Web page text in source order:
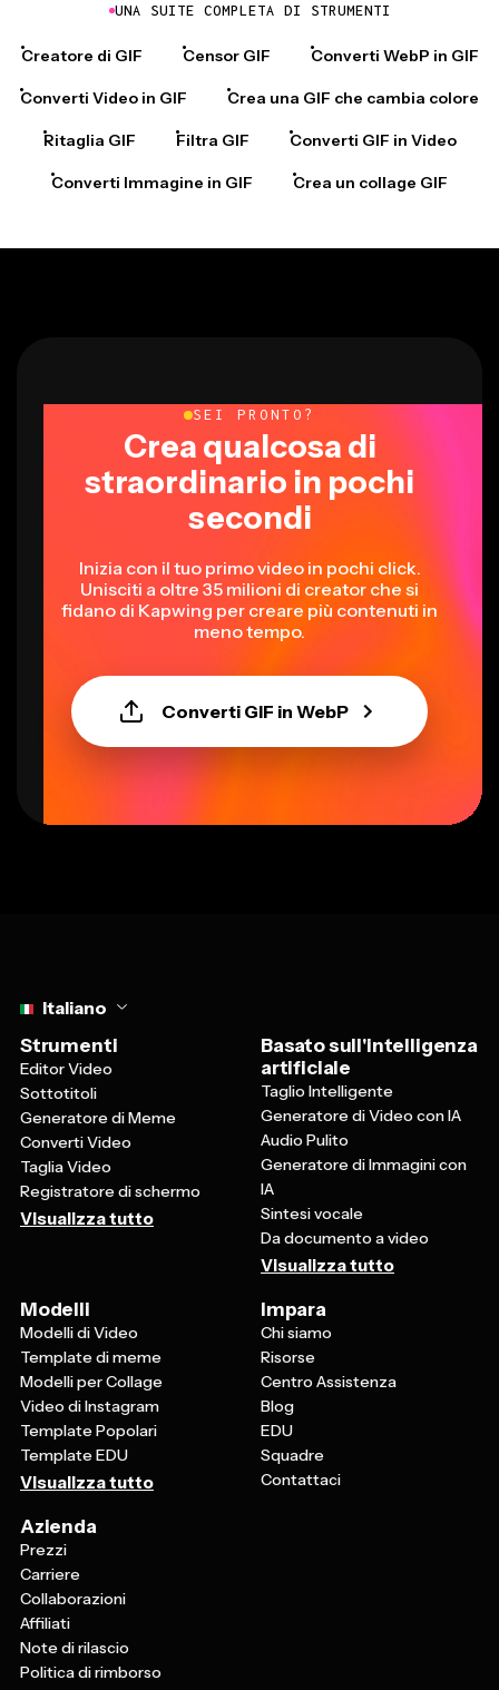
UNA SUITE COMPLETA DI STRUMENTI
Creatore di GIF Censor GIF Converti WebP in GIF
Converti Video in GIF Crea una GIF che cambia colore
Ritaglia GIF Filtra GIF Converti GIF in Video
Converti Immagine in GIF Crea un collage GIF
SEI PRONTO?
Crea qualcosa di
straordinario in pochi
secondi
Inizia con il tuo primo video in pochi click.
Unisciti a oltre 35 milioni di creator che si
fidano di Kapwing per creare più contenuti in
meno tempo.
Converti GIF in WebP
Italiano
Strumenti
Editor Video
Sottotitoli
Generatore di Meme
Converti Video
Taglia Video
Registratore di schermo
Visualizza tutto
Basato sull'intelligenza
artificiale
Taglio Intelligente
Generatore di Video con IA
Audio Pulito
Generatore di Immagini con
IA
Sintesi vocale
Da documento a video
Visualizza tutto
Modelli
Modelli di Video
Template di meme
Modelli per Collage
Video di Instagram
Template Popolari
Template EDU
Visualizza tutto
Impara
Chi siamo
Risorse
Centro Assistenza
Blog
EDU
Squadre
Contattaci
Azienda
Prezzi
Carriere
Collaborazioni
Affiliati
Note di rilascio
Politica di rimborso